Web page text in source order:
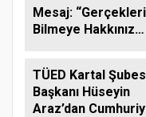
Mesaj: “Gerçekleri
Bilmeye Hakkınız
TÜED Kartal
Başkanı Hüseyin
Araz’dan